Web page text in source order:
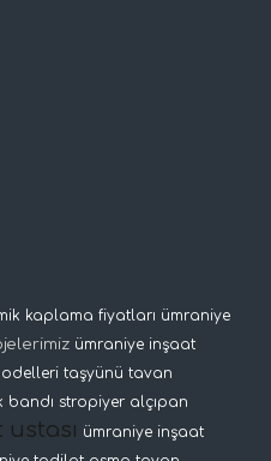
kaplama fiyatları ümraniye
ümraniye inşaat
taşyünü tavan
bandı stropiyer alçıpan
ustası ümraniye inşaat